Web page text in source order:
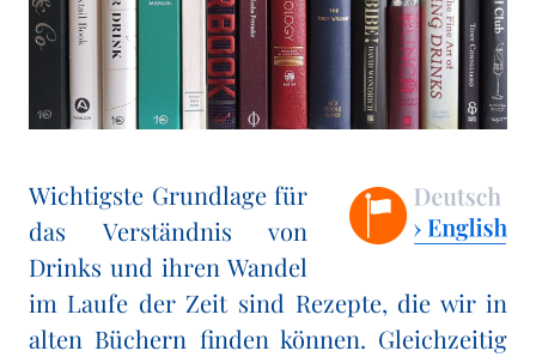
Wichtigste Grundlage für
das Verständnis von
Drinks und ihren Wandel
im Laufe der Zeit sind Rezepte, die wir in
alten Büchern finden können. Gleichzeitig